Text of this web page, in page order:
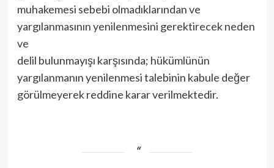
muhakemesi sebebi olmadıklarından ve
yargılanmasının yenilenmesini gerektirecek neden
ve
delil bulunmayışı karşısında; hükümlünün
yargılanmanın yenilenmesi talebinin kabule değer
görülmeyerek reddine karar verilmektedir.